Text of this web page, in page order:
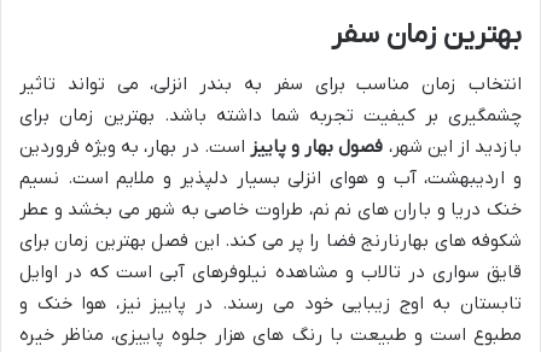
بهترین زمان سفر
انتخاب زمان مناسب برای سفر به بندر انزلی، می تواند تاثیر
چشمگیری بر کیفیت تجربه شما داشته باشد. بهترین زمان برای
بازدید از این شهر، فصول بهار و پاییز است. در بهار، به ویژه فروردین
و اردیبهشت، آب و هوای انزلی بسیار دلپذیر و ملایم است. نسیم
خنک دریا و باران های نم نم، طراوت خاصی به شهر می بخشد و عطر
شکوفه های بهارنارنج فضا را پر می کند. این فصل بهترین زمان برای
قایق سواری در تالاب و مشاهده نیلوفرهای آبی است که در اوایل
تابستان به اوج زیبایی خود می رسند. در پاییز نیز، هوا خنک و
مطبوع است و طبیعت با رنگ های هزار جلوه پاییزی، مناظر خیره